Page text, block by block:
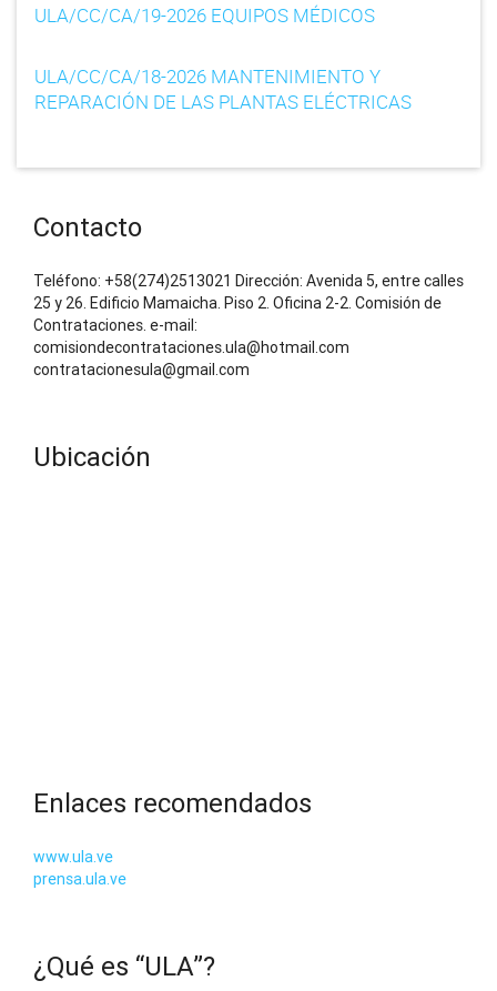
o
n
ULA/CC/CA/19-2026 EQUIPOS MÉDICOS
ULA/CC/CA/18-2026 MANTENIMIENTO Y
REPARACIÓN DE LAS PLANTAS ELÉCTRICAS
Contacto
Teléfono: +58(274)2513021 Dirección: Avenida 5, entre calles
25 y 26. Edificio Mamaicha. Piso 2. Oficina 2-2. Comisión de
Contrataciones. e-mail:
comisiondecontrataciones.ula@hotmail.com
contratacionesula@gmail.com
Ubicación
Enlaces recomendados
www.ula.ve
prensa.ula.ve
¿Qué es “ULA”?